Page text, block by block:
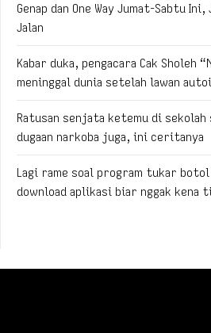
Genap dan One Way Jumat-Sabtu Ini,
Jalan
Kabar duka, pengacara Cak Sholeh
meninggal dunia setelah lawan
Ratusan senjata ketemu di sekolah
dugaan narkoba juga, ini ceritanya
Lagi rame soal program tukar
download aplikasi biar nggak kena